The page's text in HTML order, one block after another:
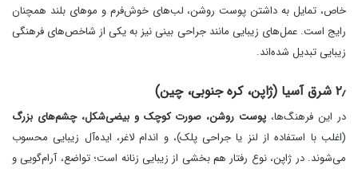
خاص، تمایل به داشتن پوست روشن، لب‌های خوش‌فرم و موهای بلند همچنان
رایج است. عمل‌های زیبایی مانند جراحی بینی نیز به یکی از شاخص‌های فرهنگی
زیبایی تبدیل شده‌اند.
۲٫ شرق آسیا (ژاپن، کره جنوبی، چین)
در این فرهنگ‌ها، پوست روشن، صورت کوچک و بیضی‌شکل، چشم‌های بزرگ
(اغلب با استفاده از لنز یا جراحی پلک)، و اندام لاغر، ایده‌آل زیبایی محسوب
می‌شوند. در ژاپن، نوع رفتار هم بخشی از زیبایی زنانه است؛ تواضع، آرام‌گویی و